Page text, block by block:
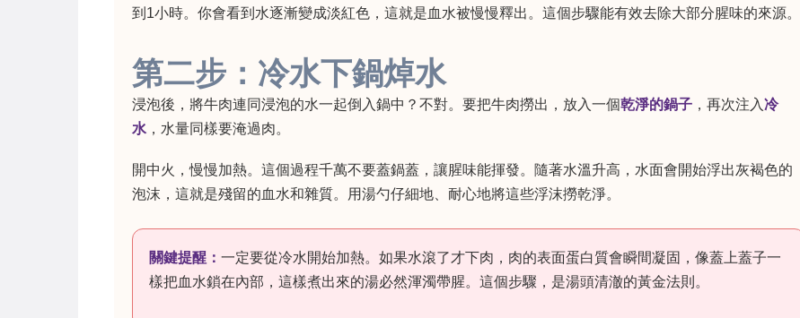
到1小時。你會看到水逐漸變成淡紅色，這就是血水被慢慢釋出。這個步驟能有效去除大部分腥味的來源。
第二步：冷水下鍋焯水
浸泡後，將牛肉連同浸泡的水一起倒入鍋中？不對。要把牛肉撈出，放入一個乾淨的鍋子 ，再次注入冷
水 ，水量同樣要淹過肉。
開中火，慢慢加熱。這個過程千萬不要蓋鍋蓋，讓腥味能揮發。隨著水溫升高，水面會開始浮出灰褐色的
泡沫，這就是殘留的血水和雜質。用湯勺仔細地、耐心地將這些浮沫撈乾淨。
關鍵提醒： 一定要從冷水開始加熱。如果水滾了才下肉，肉的表面蛋白質會瞬間凝固，像蓋上蓋子一
樣把血水鎖在內部，這樣煮出來的湯必然渾濁帶腥。這個步驟，是湯頭清澈的黃金法則。